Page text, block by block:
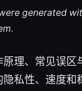
generated
理、常见误区
私性、速度和